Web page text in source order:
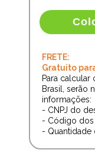
FRETE:
Gratuito
Para calcular
Brasil, serão
informações:
- CNPJ do
- Código
-